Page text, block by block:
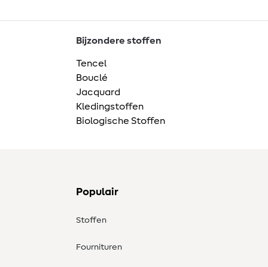
Bijzondere stoffen
Tencel
Bouclé
Jacquard
Kledingstoffen
Biologische Stoffen
Populair
Stoffen
Fournituren